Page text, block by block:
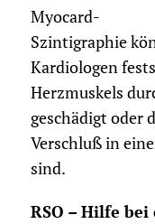
Myocard-
Szintigraphie
Kardiologen
Herzmuskels
geschädigt oder
Verschluß in
sind.
RSO – Hilfe